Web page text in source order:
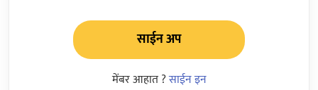
साईन अप
मेंबर आहात ?साईन इन